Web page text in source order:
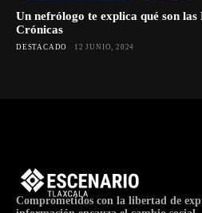
Un nefrólogo te explica qué son las
Crónicas
DESTACADO 12 JUNIO, 2024
Comprometidos con la libertad de